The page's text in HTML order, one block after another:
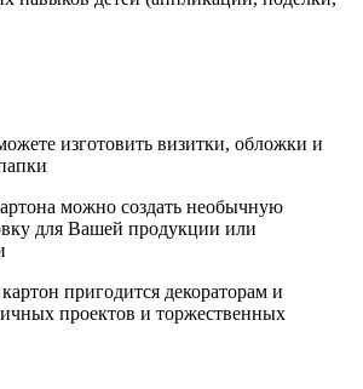
изготовить визитки, обложки и
можно создать необычную
для Вашей продукции или
пригодится декораторам и
проектов и торжественных